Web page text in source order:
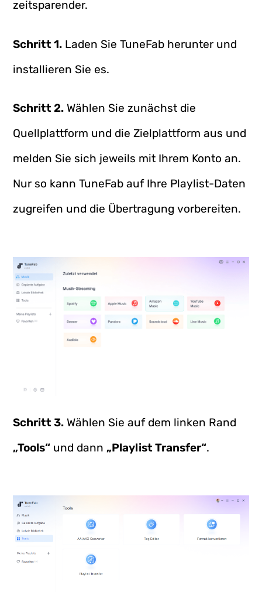
zeitsparender.
Schritt 1. Laden Sie TuneFab herunter und
installieren Sie es.
Schritt 2. Wählen Sie zunächst die
Quellplattform und die Zielplattform aus und
melden Sie sich jeweils mit Ihrem Konto an.
Nur so kann TuneFab auf Ihre Playlist-Daten
zugreifen und die Übertragung vorbereiten.
Schritt 3. Wählen Sie auf dem linken Rand
„Tools“ und dann „Playlist Transfer“.